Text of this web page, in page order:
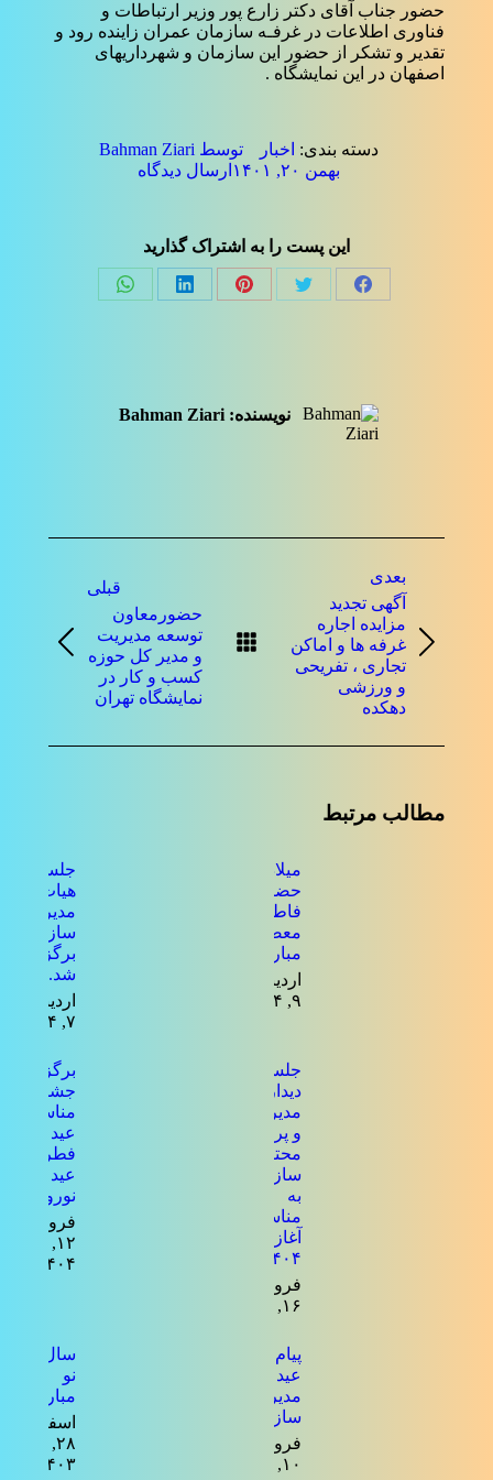
حضور جناب آقای دکتر زارع پور وزیر ارتباطات و
فناوری اطلاعات در غرفـه سازمان عمران زاینده رود و
تقدیر و تشکر از حضور این سازمان و شهرداریهای
اصفهان در این نمایشگاه .
دسته بندی: اخبار توسط Bahman Ziari
بهمن ۲۰, ۱۴۰۱
ارسال دیدگاه
این پست را به اشتراک گذارید
Share
Share
Share
Share
Share
نویسنده:
نوشته
قبلی
نوشته
حضورمعاون
توسعه مدیریت
و مدیر کل حوزه
کسب و کار در
نمایشگاه تهران
بعدی
نوشته
بعدی:
آگهی تجدید
مزایده اجاره
غرفه ها و اماکن
تجاری ، تفریحی
و ورزشی
دهکده
مطالب مرتبط
میلاد
حضرت
فاطمه
معصومه
مبارک باد
اردیبهشت
۹, ۱۴۰۴
جلسه ی
هیات
مدیره
سازمان
برگزار
شد.
اردیبهشت
۷, ۱۴۰۴
جلسه
دیدار
مدیرعامل
و پرسنل
محترم
سازمان
به
مناسبت
آغاز سال
۱۴۰۴
فروردین
۱۶, ۱۴۰۴
برگزاری
جشن به
مناسبت
عید
فطر و
عید
نوروز
فروردین
۱۲,
۱۴۰۴
پیام تبریک
عید فطر
مدیرعامل
سازمان
فروردین
۱۰, ۱۴۰۴
سال
نو
مبارک
اسفند
۲۸,
۱۴۰۳